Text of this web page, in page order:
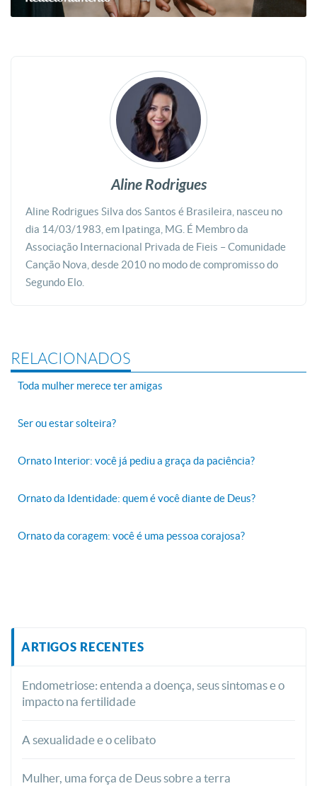
Aline Rodrigues
Aline Rodrigues Silva dos Santos é Brasileira, nasceu no
dia 14/03/1983, em Ipatinga, MG. É Membro da
Associação Internacional Privada de Fieis – Comunidade
Canção Nova, desde 2010 no modo de compromisso do
Segundo Elo.
RELACIONADOS
Toda mulher merece ter amigas
Ser ou estar solteira?
Ornato Interior: você já pediu a graça da paciência?
Ornato da Identidade: quem é você diante de Deus?
Ornato da coragem: você é uma pessoa corajosa?
ARTIGOS RECENTES
Endometriose: entenda a doença, seus sintomas e o
impacto na fertilidade
A sexualidade e o celibato
Mulher, uma força de Deus sobre a terra